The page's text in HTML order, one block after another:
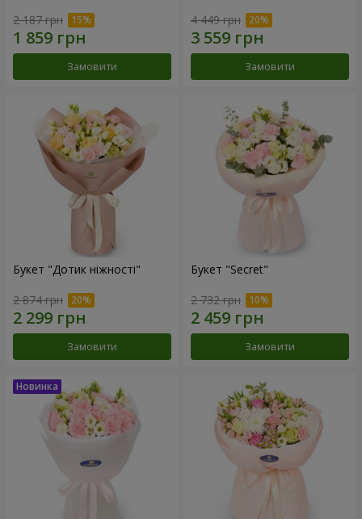
2 187 грн
Замовити
4 449 грн
Замовити
Букет "Дотик ніжності"
2 874 грн
Замовити
Букет "Secret"
2 732 грн
Замовити